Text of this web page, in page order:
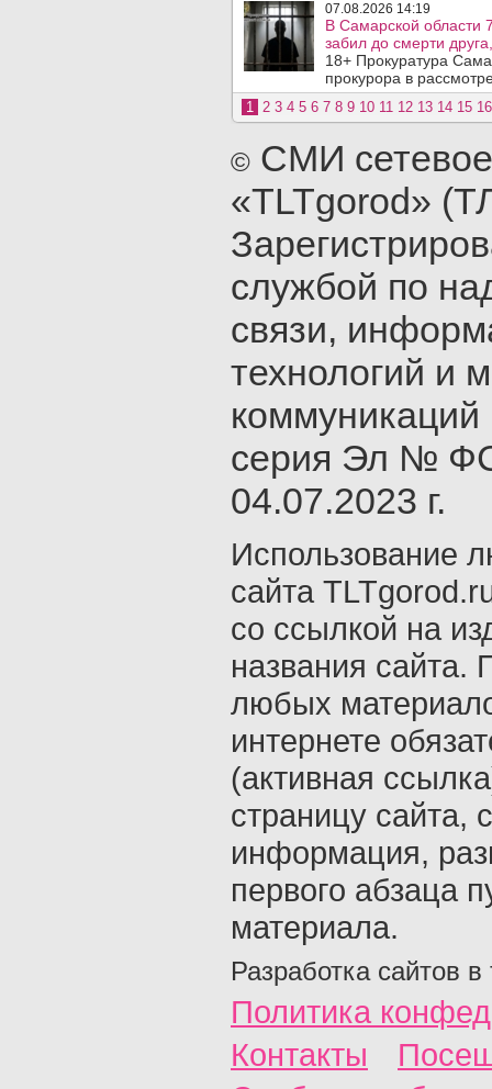
07.08.2026 14:19
В Самарской области
забил до смерти
18+ Прокуратура
прокурора в
1 2 3 4 5 6 7 8 9 10 11 12 13 14 15 16
© СМИ
«TLTgorod»
службой по
связи,
технологий и
серия Эл №
04.07.2023 г.
Использование
сайта
со ссылкой на
названия сайта.
любых
интернете
(активная
страницу сайта,
информация,
первого абзаца
материала.
Разработка сайтов в
Политика
Контакты